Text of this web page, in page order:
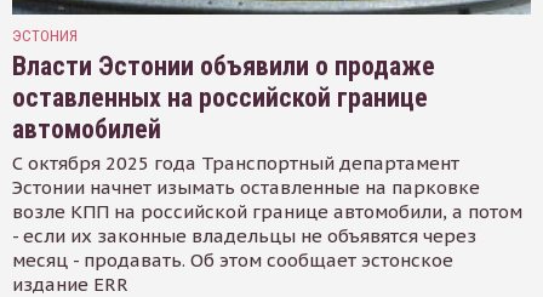
ЭСТОНИЯ
Власти Эстонии объявили о продаже
оставленных на российской границе
автомобилей
С октября 2025 года Транспортный департамент
Эстонии начнет изымать оставленные на парковке
возле КПП на российской границе автомобили, а потом
- если их законные владельцы не объявятся через
месяц - продавать. Об этом сообщает эстонское
издание ERR